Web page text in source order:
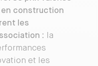
construction
les
: la
et les